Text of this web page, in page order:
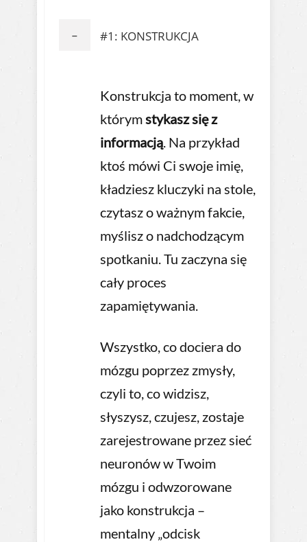
#1: KONSTRUKCJA
Konstrukcja to moment, w
którym stykasz się z
informacją . Na przykład
ktoś mówi Ci swoje imię,
kładziesz kluczyki na stole,
czytasz o ważnym fakcie,
myślisz o nadchodzącym
spotkaniu. Tu zaczyna się
cały proces
zapamiętywania.
Wszystko, co dociera do
mózgu poprzez zmysły,
czyli to, co widzisz,
słyszysz, czujesz, zostaje
zarejestrowane przez sieć
neuronów w Twoim
mózgu i odwzorowane
jako konstrukcja –
mentalny „odcisk